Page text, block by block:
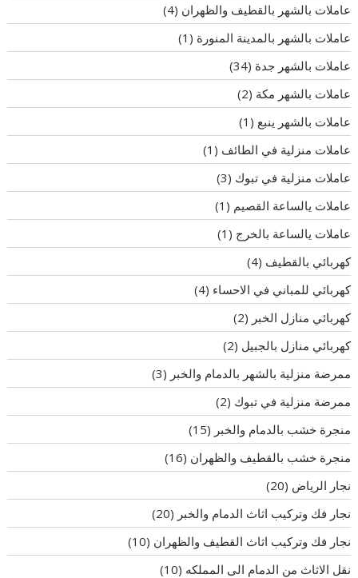
عاملات بالشهر بالقطيف والظهران (4)
عاملات بالشهر بالمدينة المنورة (1)
عاملات بالشهر جدة (34)
عاملات بالشهر مكة (2)
عاملات بالشهر ينبع (1)
عاملات منزلية في الطائف (1)
عاملات منزلية في تبوك (3)
عاملات يالساعة القصيم (1)
عاملات يالساعة بالخرج (1)
كهربائي بالقطيف (4)
كهربائي للمباني في الاحساء (4)
كهربائي منازل الخبر (2)
كهربائي منازل بالجبيل (2)
ممرضة منزلية بالشهر بالدمام والخبر (3)
ممرضة منزلية في تبوك (2)
منجرة خشب بالدمام والخبر (15)
منجرة خشب بالقطيف والظهران (16)
نجار الرياض (20)
نجار فك وتركيب اثاث الدمام والخبر (20)
نجار فك وتركيب اثاث القطيف والظهران (10)
نقل الاثاث من الدمام الى المملكه (10)